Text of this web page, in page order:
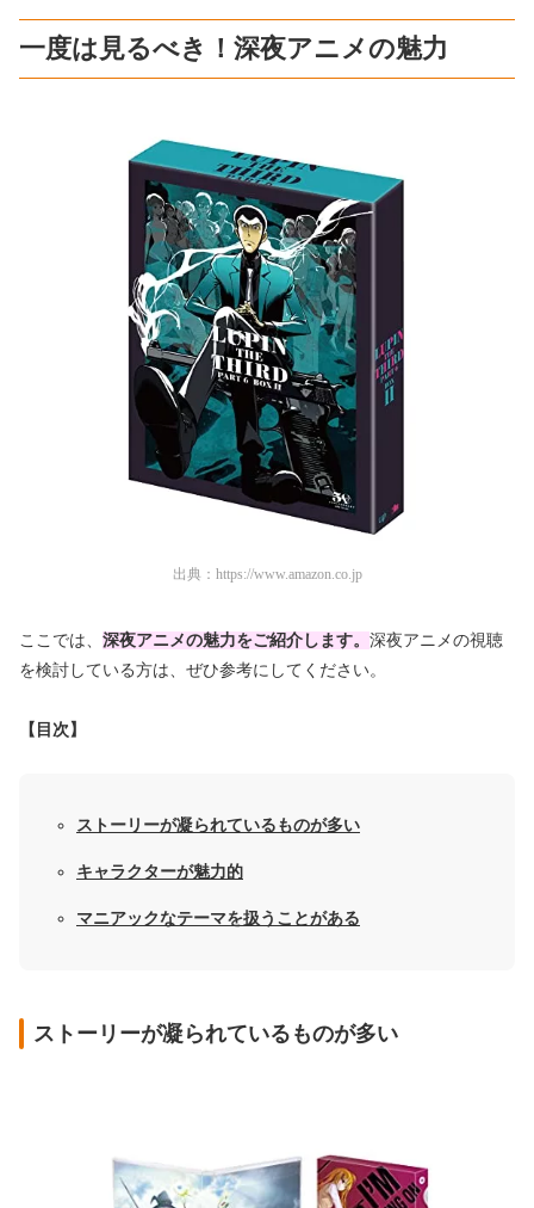
一度は見るべき！深夜アニメの魅力
出典： https://www.amazon.co.jp
ここでは、 深夜アニメの魅力をご紹介します。 深夜アニメの視聴
を検討している方は、ぜひ参考にしてください。
【目次】
ストーリーが凝られているものが多い
キャラクターが魅力的
マニアックなテーマを扱うことがある
ストーリーが凝られているものが多い